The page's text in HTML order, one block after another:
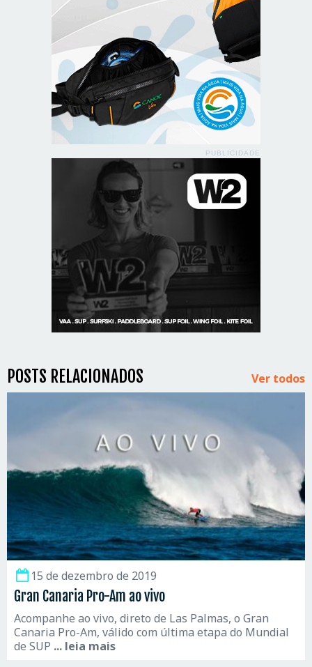
PUBLICIDADE
POSTS RELACIONADOS Ver todos
15 de dezembro de 2019
Gran Canaria Pro-Am ao vivo
Acompanhe ao vivo, direto de Las Palmas, o Gran
Canaria Pro-Am, válido com última etapa do Mundial
de SUP ... leia mais